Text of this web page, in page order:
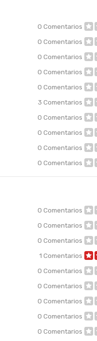
0 Comentarios
0 Comentarios
0 Comentarios
0 Comentarios
0 Comentarios
3 Comentarios
0 Comentarios
0 Comentarios
0 Comentarios
0 Comentarios
0 Comentarios
0 Comentarios
0 Comentarios
1 Comentarios
0 Comentarios
0 Comentarios
0 Comentarios
0 Comentarios
0 Comentarios